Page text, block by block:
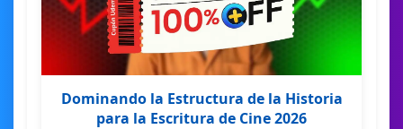
Dominando la Estructura de la Historia
para la Escritura de Cine 2026